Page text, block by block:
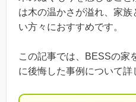
は木の温かさが溢れ、家
い方々におすすめです。
この記事では、BESSの家
に後悔した事例について詳